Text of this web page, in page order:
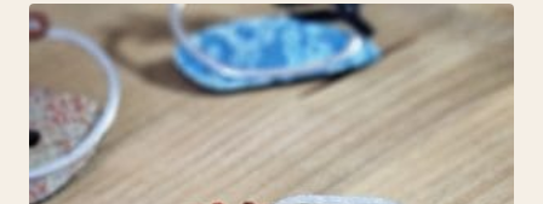
récent
au
plus